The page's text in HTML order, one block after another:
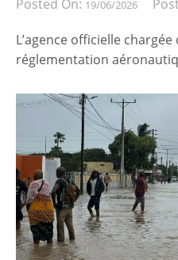
Posted On: 19/06/2026
L’agence officielle
réglementation